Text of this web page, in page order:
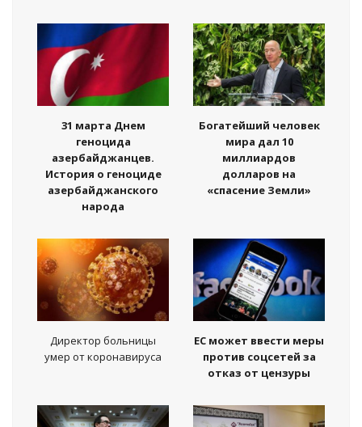
31 марта Днем
геноцида
азербайджанцев.
История о геноциде
азербайджанского
народа
Богатейший человек
мира дал 10
миллиардов
долларов на
«спасение Земли»
Директор больницы
умер от коронавируса
ЕС может ввести меры
против соцсетей за
отказ от цензуры